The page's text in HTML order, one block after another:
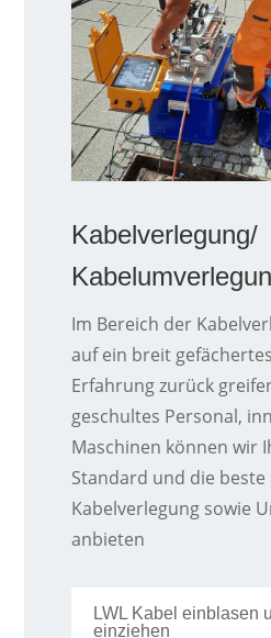
Kabelverlegung/
Im Bereich der
auf ein breit
Erfahrung zurück
geschultes Personal,
Maschinen können wir
Standard und die
Kabelverlegung sowie
anbieten
LWL Kabel einblasen
einziehen